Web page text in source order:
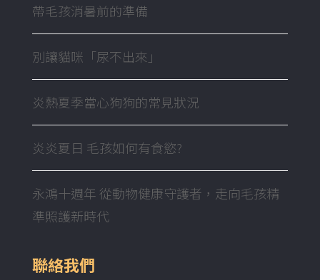
帶毛孩消暑前的準備
別讓貓咪「尿不出來」
炎熱夏季當心狗狗的常見狀況
炎炎夏日 毛孩如何有食慾?
永鴻十週年 從動物健康守護者，走向毛孩精
準照護新時代
聯絡我們